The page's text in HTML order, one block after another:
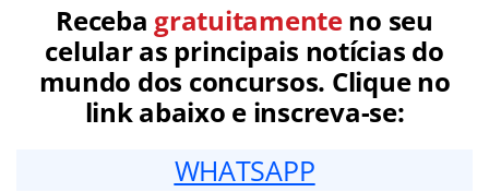
Receba gratuitamenteno seu
celular as principais notícias do
mundo dos concursos. Clique no
link abaixo e inscreva-se:
WHATSAPP